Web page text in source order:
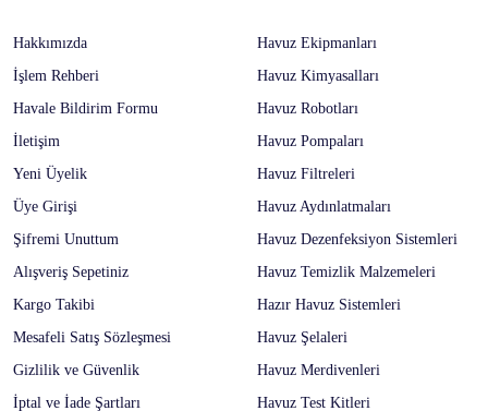
Hakkımızda
İşlem Rehberi
Havale Bildirim Formu
İletişim
Yeni Üyelik
Üye Girişi
Şifremi Unuttum
Alışveriş Sepetiniz
Kargo Takibi
Mesafeli Satış Sözleşmesi
Gizlilik ve Güvenlik
İptal ve İade Şartları
Havuz Ekipmanları
Havuz Kimyasalları
Havuz Robotları
Havuz Pompaları
Havuz Filtreleri
Havuz Aydınlatmaları
Havuz Dezenfeksiyon Sistemleri
Havuz Temizlik Malzemeleri
Hazır Havuz Sistemleri
Havuz Şelaleri
Havuz Merdivenleri
Havuz Test Kitleri